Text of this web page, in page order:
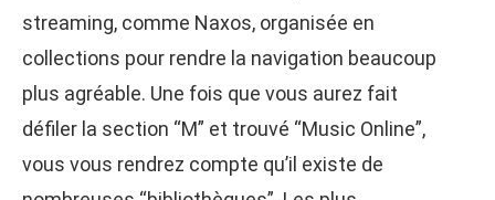
streaming, comme Naxos, organisée en
collections pour rendre la navigation beaucoup
plus agréable. Une fois que vous aurez fait
défiler la section “M” et trouvé “Music Online”,
vous vous rendrez compte qu’il existe de